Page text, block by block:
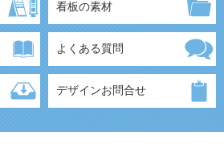
看板の素材
よくある質問
デザインお問合せ